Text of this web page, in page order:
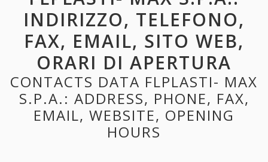
INDIRIZZO, TELEFONO,
FAX, EMAIL, SITO WEB,
ORARI DI APERTURA
CONTACTS DATA FLPLASTI- MAX
S.P.A.: ADDRESS, PHONE, FAX,
EMAIL, WEBSITE, OPENING
HOURS